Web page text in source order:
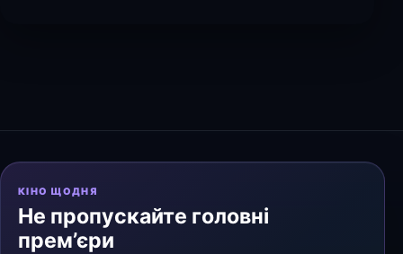
КІНО ЩОДНЯ
Не пропускайте головні
прем’єри